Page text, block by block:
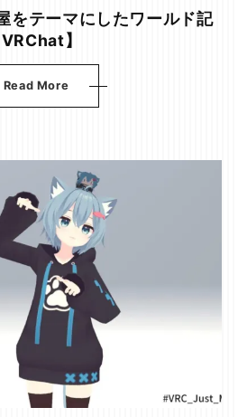
をテーマにしたワールド記
】
Read More